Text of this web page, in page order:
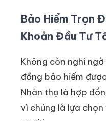
Bảo Hiểm Trọn
Khoản Đầu Tư
Không còn nghi
đồng bảo hiểm
Nhân thọ là hợp
vì chúng là lựa